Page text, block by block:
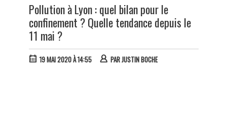
Pollution à Lyon : quel bilan pour le
confinement ? Quelle tendance depuis le
11 mai ?
19 MAI 2020 À 14:55 PARJUSTIN BOCHE